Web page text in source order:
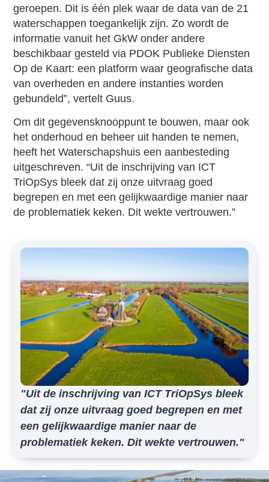
geroepen. Dit is één plek waar de data van de 21
waterschappen toegankelijk zijn. Zo wordt de
informatie vanuit het GkW onder andere
beschikbaar gesteld via PDOK Publieke Diensten
Op de Kaart: een platform waar geografische data
van overheden en andere instanties worden
gebundeld”, vertelt Guus.
Om dit gegevensknooppunt te bouwen, maar ook
het onderhoud en beheer uit handen te nemen,
heeft het Waterschapshuis een aanbesteding
uitgeschreven. “Uit de inschrijving van ICT
TriOpSys bleek dat zij onze uitvraag goed
begrepen en met een gelijkwaardige manier naar
de problematiek keken. Dit wekte vertrouwen.”
"Uit de inschrijving van ICT TriOpSys bleek
dat zij onze uitvraag goed begrepen en met
een gelijkwaardige manier naar de
problematiek keken. Dit wekte vertrouwen."